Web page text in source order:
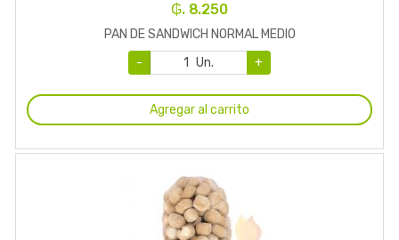
₲. 8.250
PAN DE SANDWICH NORMAL MEDIO
-
Un. +
Agregar al carrito